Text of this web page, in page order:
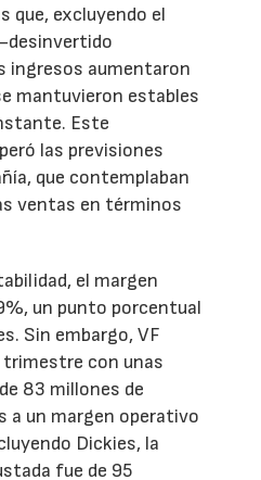
que, excluyendo el
aumentaron
mantuvieron estables
Este
las previsiones
que contemplaban
ventas en términos
el margen
un punto porcentual
Sin embargo, VF
con unas
83 millones de
a un margen operativo
Dickies, la
fue de 95